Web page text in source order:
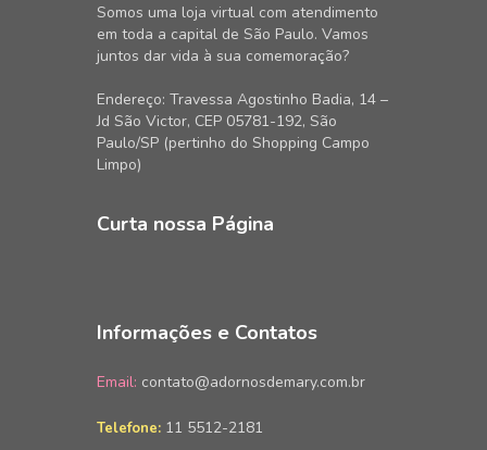
Somos uma loja virtual com atendimento
em toda a capital de São Paulo. Vamos
juntos dar vida à sua comemoração?
Endereço: Travessa Agostinho Badia, 14 –
Jd São Victor, CEP 05781-192, São
Paulo/SP (pertinho do Shopping Campo
Limpo)
Curta nossa Página
Informações e Contatos
Email: contato@adornosdemary.com.br
Telefone: 11 5512-2181